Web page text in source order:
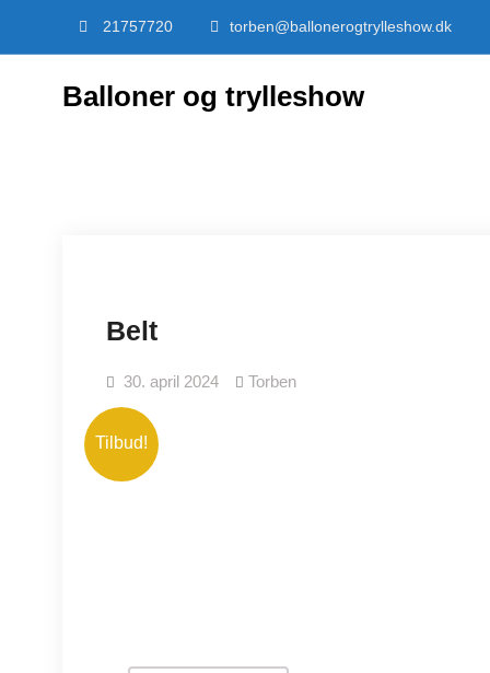
21757720 torben@ballonerogtrylleshow.dk
Balloner og trylleshow
Belt
30. april 2024 Torben
Tilbud!